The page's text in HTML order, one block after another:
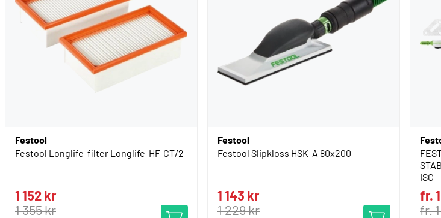
Festool
Festool Longlife-filter Longlife-HF-CT/2
1 152 kr
1 355 kr
Festool
Festool Slipkloss HSK-A 80x200
1 143 kr
1 229 kr
ISC
fr.
fr.